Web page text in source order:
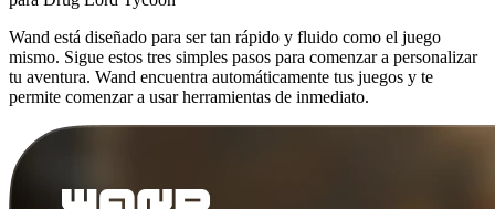
Wand está diseñado para ser tan rápido y fluido como el juego
mismo. Sigue estos tres simples pasos para comenzar a personalizar
tu aventura. Wand encuentra automáticamente tus juegos y te
permite comenzar a usar herramientas de inmediato.